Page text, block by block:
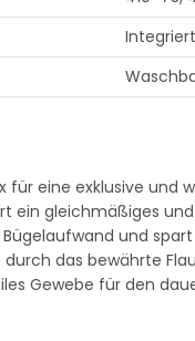
für eine exklusive und
ein gleichmäßiges
und
durch das bewährte
Gewebe für den